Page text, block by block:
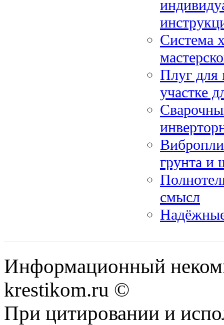
Система
Плуг для
участке
грунта и
смысл
Информационный
krestikom.ru ©
При цитировании и